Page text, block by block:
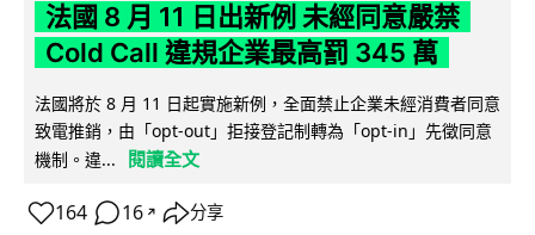
法國 8 月 11 日出新例 未經同意嚴禁
Cold Call 違規企業最高罰 345 萬
法國將於 8 月 11 日起實施新例，全面禁止企業未經消費者同意
致電推銷，由「opt-out」拒接登記制轉為「opt-in」先徵同意
機制。違...
閱讀全文
164 16 ↗ 分享